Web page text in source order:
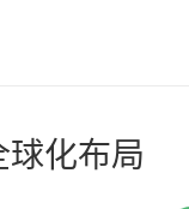
化布局